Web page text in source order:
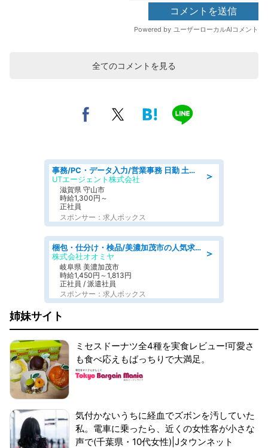
全てのコメントを見る
＞
事務/PC・データ入力/営業事務 日勤 土日休み 船舶用のエンジンを扱う会社 総合事務
UTエージェント株式会社
滋賀県 守山市
時給1,300円～
正社員
スポンサー：求人ボックス
＞
梱包・仕分け・検品/美濃加茂市の人気求人仕分け/高時給/長期休暇充実
株式会社オオミヤ
岐阜県 美濃加茂市
時給1,450円～1,813円
正社員 / 派遣社員
スポンサー：求人ボックス
姉妹サイト
ミセスドーナツ全4種を実食レビュー!可愛さ
も食べ応えもばっちりで大満足。
気付かないうちに経血でズボンを汚していた
私。電車に乗ったら、近くの女性客が小さな
声で(千葉県・10代女性)|Jタウンネット